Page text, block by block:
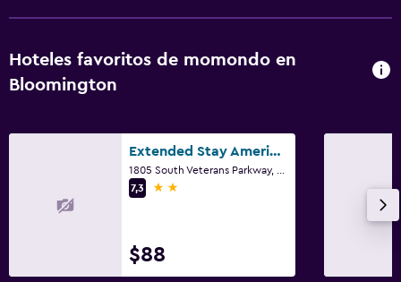
Hoteles favoritos de momondo en
Bloomington
Extended Stay America Suites - Bloomington - Normal
7,3
2 estrellas
$88